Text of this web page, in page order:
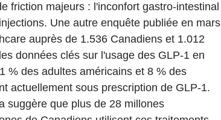
friction majeurs : l'inconfort gastro-intestinal
Une autre enquête publiée en mars
auprès de 1.536 Canadiens et 1.012
données clés sur l'usage des GLP-1 en
% des adultes américains et 8 % des
actuellement sous prescription de GLP-1.
suggère que plus de 28 millones